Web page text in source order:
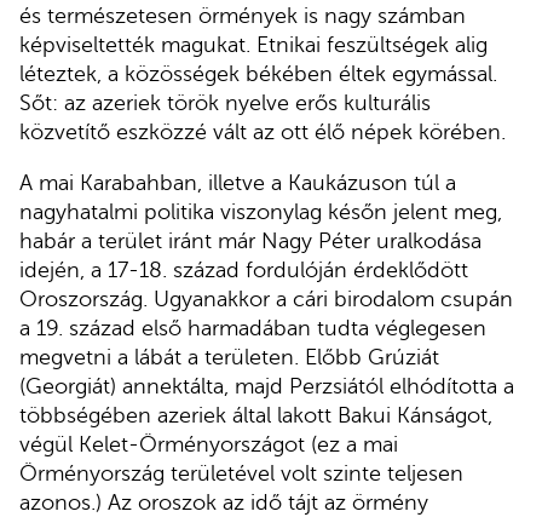
és természetesen örmények is nagy számban
képviseltették magukat. Etnikai feszültségek alig
léteztek, a közösségek békében éltek egymással.
Sőt: az azeriek török nyelve erős kulturális
közvetítő eszközzé vált az ott élő népek körében.
A mai Karabahban, illetve a Kaukázuson túl a
nagyhatalmi politika viszonylag későn jelent meg,
habár a terület iránt már Nagy Péter uralkodása
idején, a 17-18. század fordulóján érdeklődött
Oroszország. Ugyanakkor a cári birodalom csupán
a 19. század első harmadában tudta véglegesen
megvetni a lábát a területen. Előbb Grúziát
(Georgiát) annektálta, majd Perzsiától elhódította a
többségében azeriek által lakott Bakui Kánságot,
végül Kelet-Örményországot (ez a mai
Örményország területével volt szinte teljesen
azonos.) Az oroszok az idő tájt az örmény